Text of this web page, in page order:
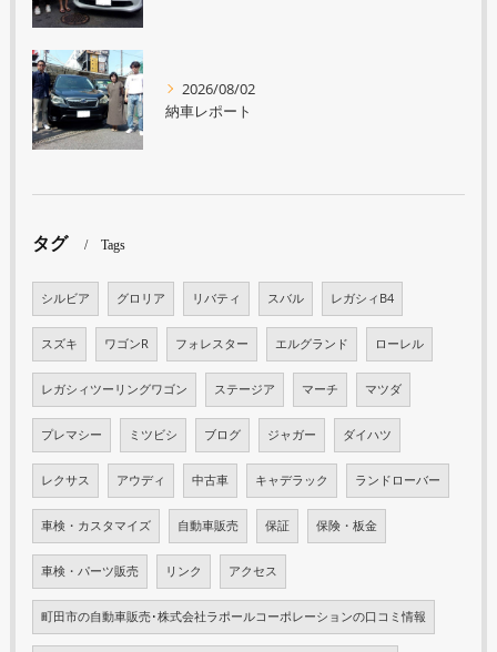
2026/08/02
納車レポート
タグ Tags
シルビア グロリア リバティ スバル レガシィB4
スズキ ワゴンR フォレスター エルグランド ローレル
レガシィツーリングワゴン ステージア マーチ マツダ
プレマシー ミツビシ ブログ ジャガー ダイハツ
レクサス アウディ 中古車 キャデラック ランドローバー
車検・カスタマイズ 自動車販売 保証 保険・板金
車検・パーツ販売 リンク アクセス
町田市の自動車販売･株式会社ラポールコーポレーションの口コミ情報